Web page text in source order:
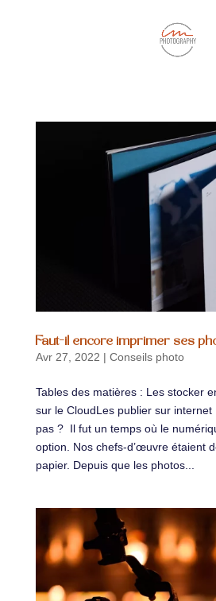
Faut-il encore imprimer ses
Avr 27, 2022 | Conseils photo
Tables des matières : Les stocker
sur le CloudLes publier sur internet
pas ? Il fut un temps où le
option. Nos chefs-d’œuvre étaient
papier. Depuis que les photos...